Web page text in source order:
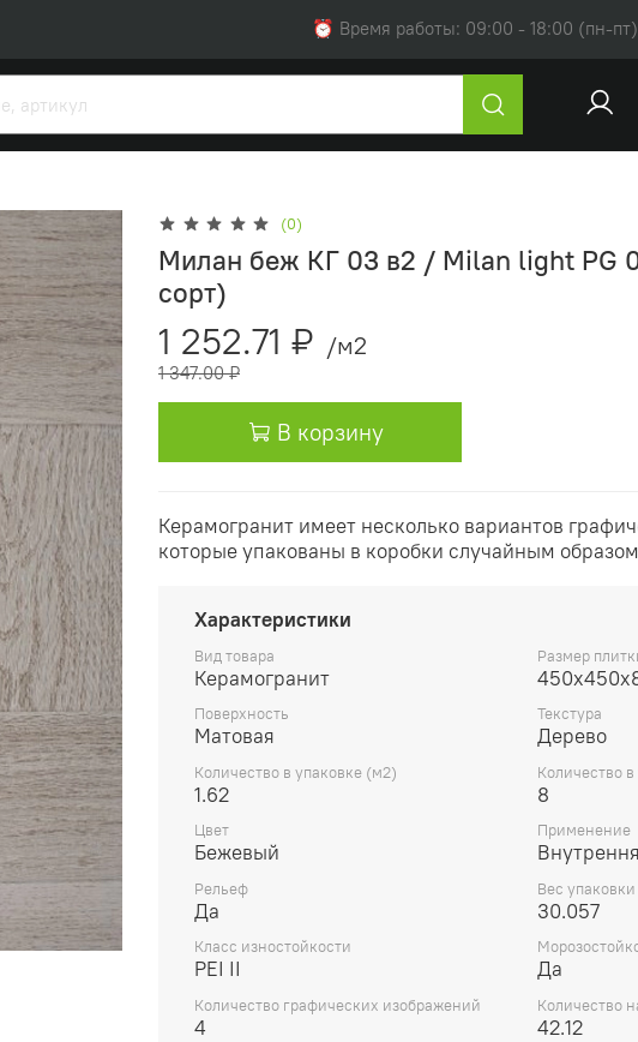
⏰ Время работы: 09:00 - 18:00 (пн-пт)
(0)
Милан беж КГ 03 в2 / Milan light PG
сорт)
1 252.71 ₽ /м2
1 347.00 ₽
В корзину
Керамогранит имеет несколько вариантов
которые упакованы в коробки случайным
Характеристики
Вид товара
Керамогранит
Размер
Поверхность
Матовая
Текстура
Дерево
Количество в упаковке (м2)
1.62
Количество
8
Цвет
Бежевый
Применение
Рельеф
Да
Вес
30.057
Класс изностойкости
PEI II Да
Количество графических изображений
4
Количество
42.12